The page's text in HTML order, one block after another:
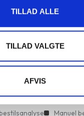
TILLAD ALLE
TILLAD VALGTE
AFVIS
Behandling af kroniske
Fysioterapi uden
Manuel